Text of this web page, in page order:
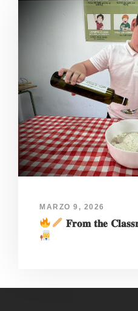
MARZO 9, 2026
𝐅𝐫𝐨𝐦 𝐭𝐡𝐞